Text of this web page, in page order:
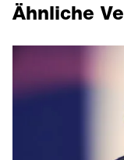
Ähnliche